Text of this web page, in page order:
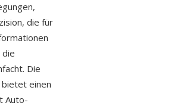
die für
Die
einen
Auto-